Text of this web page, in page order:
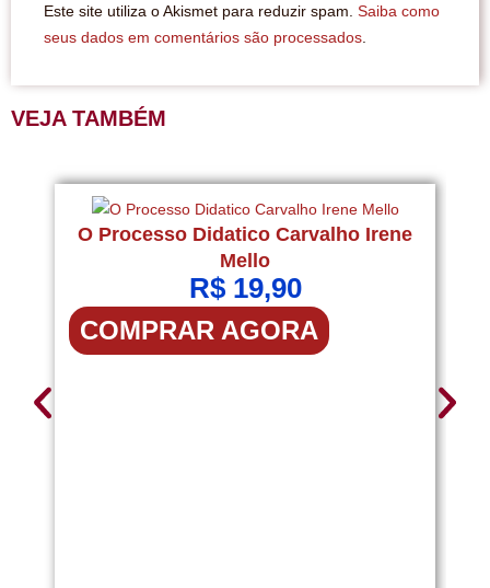
Este site utiliza o Akismet para reduzir spam. Saiba como
seus dados em comentários são processados
VEJA TAMBÉM
O Processo Didatico Carvalho Irene
Mello
R$19,90
COMPRAR AGORA